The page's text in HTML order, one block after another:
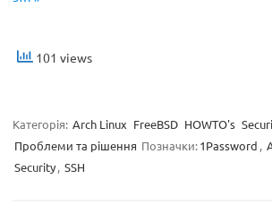
101 views
Категорія: Arch Linux FreeBSD HOWTO's
Проблеми та рішення Позначки:1Password ,
Security, SSH